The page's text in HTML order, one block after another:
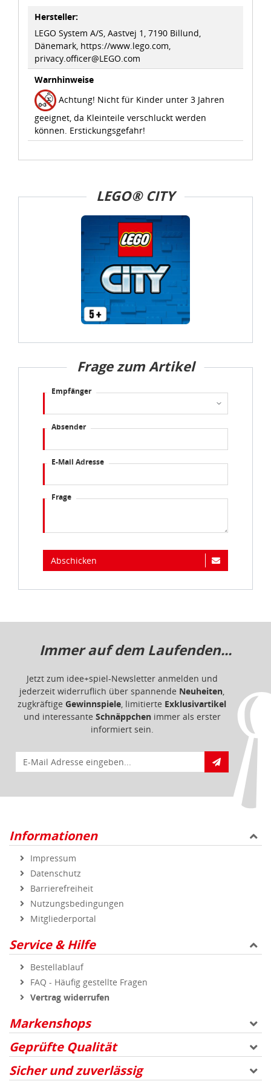
dass die Datenschutzvorgaben der EU auch bei der
Verarbeitung von Daten in den USA eingehalten werden.
Sie können die Cookie-Einwilligung jederzeit links unten
auf Ihrem Bildschirm anpassen und damit widerrufen.
idee+spiel Betriebs-GmbH
DatenschutzbestimmungenundImpressum
Hersteller:
LEGO System A/S, Aastvej 1, 7190 Billund,
Dänemark, https://www.lego.com,
privacy.officer@LEGO.com
Warnhinweise
Achtung! Nicht für Kinder unter 3 Jahren
geeignet, da Kleinteile verschluckt werden
können. Erstickungsgefahr!
LEGO® CITY
Frage zum Artikel
Empfänger
Absender
E-Mail Adresse
Frage
Abschicken
Immer auf dem Laufenden...
Jetzt zum idee+spiel-Newsletter anmelden und
jederzeit widerruflich über spannende Neuheiten,
zugkräftige Gewinnspiele, limitierte Exklusivartikel
und interessante Schnäppchenimmer als erster
informiert sein.
E-Mail für Newsletteranmeldung
Informationen
Impressum
Datenschutz
Barrierefreiheit
Nutzungsbedingungen
Mitgliederportal
Service & Hilfe
Bestellablauf
FAQ - Häufig gestellte Fragen
Vertrag widerrufen
Markenshops
Geprüfte Qualität
Sicher und zuverlässig